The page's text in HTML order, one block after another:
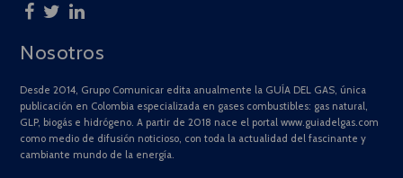
Nosotros
Desde 2014, Grupo Comunicar edita anualmente la GUÍA DEL GAS, única
publicación en Colombia especializada en gases combustibles: gas natural,
GLP, biogás e hidrógeno. A partir de 2018 nace el portal www.guiadelgas.com
como medio de difusión noticioso, con toda la actualidad del fascinante y
cambiante mundo de la energía.